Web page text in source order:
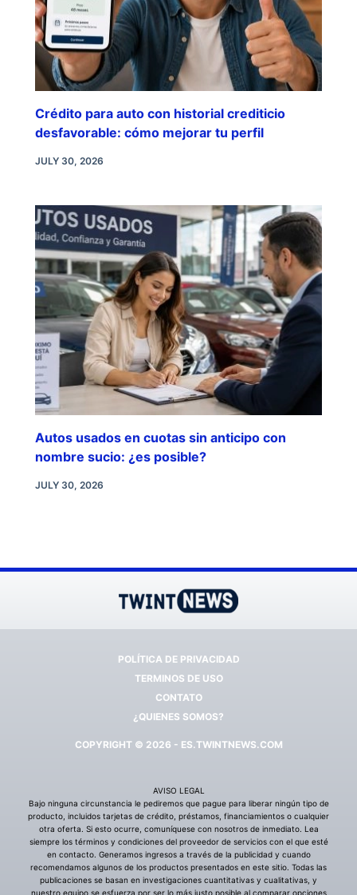
Crédito para auto con historial crediticio
desfavorable: cómo mejorar tu perfil
JULY 30, 2026
Autos usados en cuotas sin anticipo con
nombre sucio: ¿es posible?
JULY 30, 2026
POLÍTICA DE PRIVACIDAD
TERMINOS DE USO
CONTATO
¿QUIENES SOMOS?
COPYRIGHT © 2026 - ES.TWINTNEWS.COM